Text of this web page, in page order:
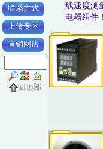
联系方式
上传专区
直销网店
回顶部
线速度测
电器组件